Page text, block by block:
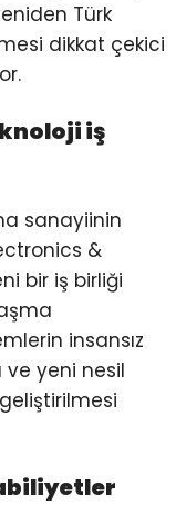
Türk
dikkat çekici
iş
sanayiinin
&
bir iş birliği
insansız
yeni nesil